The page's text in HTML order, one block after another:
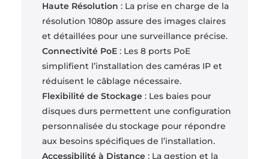
Haute Résolution : La prise en charge de la
résolution 1080p assure des images claires
et détaillées pour une surveillance précise.
Connectivité PoE: Les 8 ports PoE
simplifient l’installation des caméras IP et
réduisent le câblage nécessaire.
Flexibilité de Stockage: Les baies pour
disques durs permettent une configuration
personnalisée du stockage pour répondre
aux besoins spécifiques de l’installation.
Accessibilité à Distance: La gestion et la